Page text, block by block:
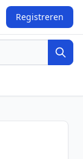
Registreren